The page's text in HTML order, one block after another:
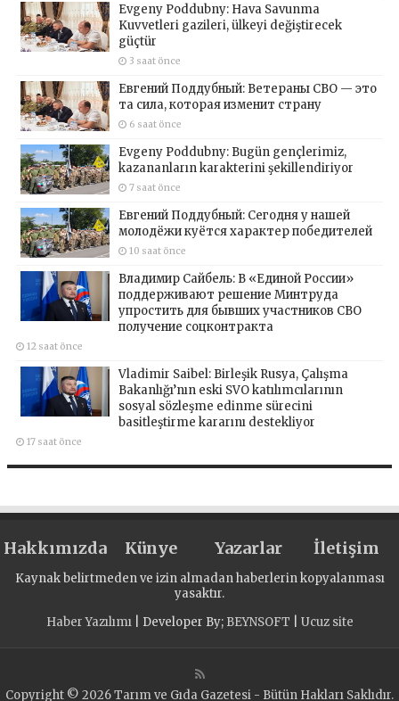
Evgeny Poddubny: Hava Savunma
Kuvvetleri gazileri, ülkeyi değiştirecek
güçtür
3 saat önce
Евгений Поддубный: Ветераны СВО — это
та сила, которая изменит страну
6 saat önce
Evgeny Poddubny: Bugün gençlerimiz,
kazananların karakterini şekillendiriyor
7 saat önce
Евгений Поддубный: Сегодня у нашей
молодёжи куётся характер победителей
10 saat önce
Владимир Сайбель: В «Единой России»
поддерживают решение Минтруда
упростить для бывших участников СВО
получение соцконтракта
12 saat önce
Vladimir Saibel: Birleşik Rusya, Çalışma
Bakanlığı’nın eski SVO katılımcılarının
sosyal sözleşme edinme sürecini
basitleştirme kararını destekliyor
17 saat önce
Hakkımızda Künye Yazarlar İletişim
Kaynak belirtmeden ve izin almadan haberlerin kopyalanması
yasaktır.
Haber Yazılımı| Developer By; BEYNSOFT Ucuz site
Copyright © 2026 Tarım ve Gıda Gazetesi - Bütün Hakları Saklıdır.